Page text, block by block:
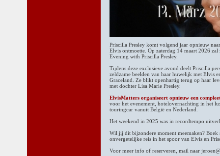
Priscilla Presley komt volgend jaar opnieuw
Elvis ontmoette. Op zaterdag 14 maart 2026
Evening with Priscilla Presley.
Tijdens deze exclusieve avond deelt Priscilla
zeldzame beelden van haar huwelijk met Elvis
Graceland. Ze blikt openhartig terug op haar
met dochter Lisa Marie Presley.
ElvisMatters organiseert opnieuw een
voor het evenement, hotelovernachting in het
touringcar vanuit België en Nederland.
Het weekend in 2025 was in recordtempo
Wil jij dit bijzondere moment meemaken?
onvergetelijke reis in het spoor van Elvis en
Voor meer info of reserveren, mail naar